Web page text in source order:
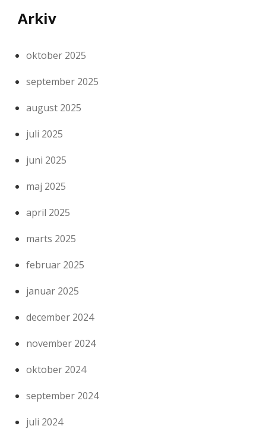
Arkiv
oktober 2025
september 2025
august 2025
juli 2025
juni 2025
maj 2025
april 2025
marts 2025
februar 2025
januar 2025
december 2024
november 2024
oktober 2024
september 2024
juli 2024